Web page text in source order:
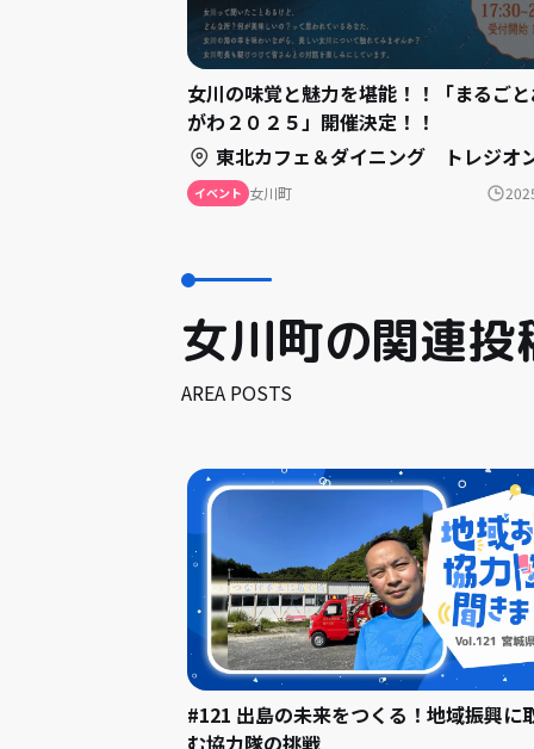
女川の味覚と魅力を堪能！！「まるご
がわ２０２５」開催決定！！
東北カフェ＆ダイニング トレジオンポート（東京都港区赤坂3-12-18 赤坂
イベント 女川町
女川町の関連投
AREA POSTS
#121 出島の未来をつくる！地域振興に
む協力隊の挑戦